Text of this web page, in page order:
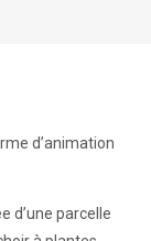
d’animation
d’une parcelle